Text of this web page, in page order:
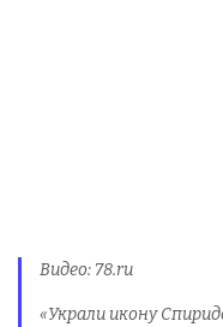
Видео: 78.ru
«Украли икону